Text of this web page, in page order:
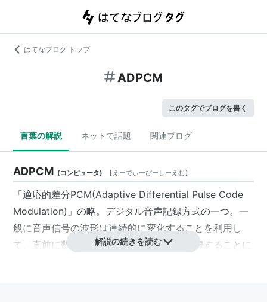
はてなブログ トップ
ADPCM
このタグでブログを書く
言葉の解説 ネットで話題 関連ブログ
ADPCM (コンピュータ) 【 えーでぃーぴーしーえむ】
「適応的差分PCM(Adaptive Differential Pulse Code
Modulation)」の略。デジタル音声記録方式の一つ。一
般に音声信号の波形は連続的に変化することを利用し
て、直前に数値化したデータとの差分を記録することに
解説の続きを読む